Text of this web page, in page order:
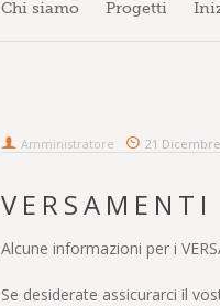
Chi siamo Progetti
Amministratore 21
Alcune informazioni per i
Se desiderate assicurarci il